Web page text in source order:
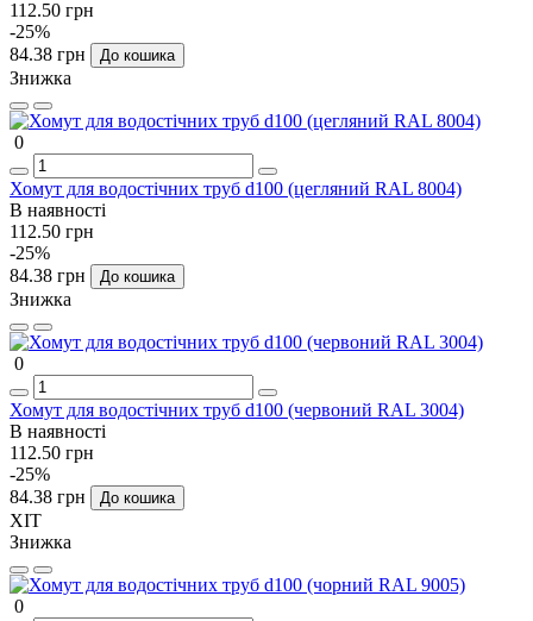
112.50 грн
-25%
84.38 грн
До кошика
Знижка
0
Хомут для водостічних труб d100 (цегляний RAL 8004)
В наявності
112.50 грн
-25%
84.38 грн
До кошика
Знижка
0
Хомут для водостічних труб d100 (червоний RAL 3004)
В наявності
112.50 грн
-25%
84.38 грн
До кошика
ХІТ
Знижка
0